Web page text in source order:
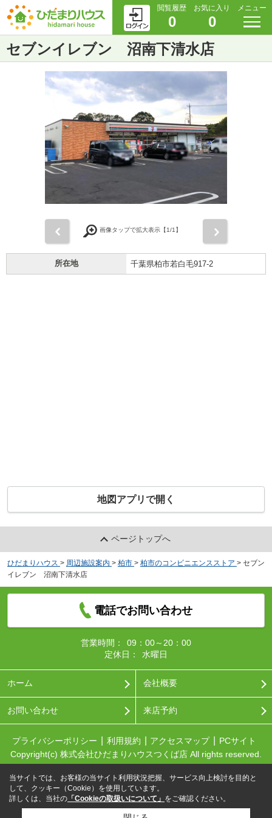
閲覧履歴
0
お気に入り
0
メニュー
セブンイレブン 沼南下清水店
画像タップで拡大表示【1/1】
所在地 千葉県柏市若白毛917-2
地図アプリで開く
ページトップへ
ひだまりハウス > 周辺施設案内 > 柏市 > 柏市のコンビニエンスストア > セブン
イレブン 沼南下清水店
電話でお問い合わせ
営業時間：
09：00～20：00
定休日：
水曜日
ホーム 会社概要
お問い合わせ 来店予約
プライバシーポリシー 利用規約 アクセスマップ
PCサイト
Copyright(c) 株式会社ひだまりハウスつくば店 All rights reserved.
当サイトでは、お客様の当サイト利用状況把握、サービス向上検討を目的と
して、クッキー（Cookie）を使用しています。
詳しくは、当社の 「Cookieの取扱いについて」 をご確認ください。